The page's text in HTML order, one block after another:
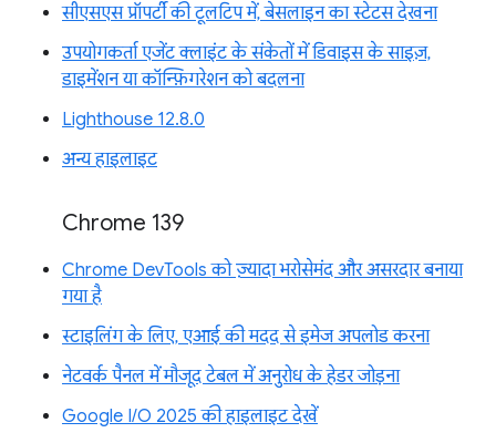
सीएसएस प्रॉपर्टी की टूलटिप में, बेसलाइन का स्टेटस देखना
उपयोगकर्ता एजेंट क्लाइंट के संकेतों में डिवाइस के साइज़,
डाइमेंशन या कॉन्फ़िगरेशन को बदलना
Lighthouse 12.8.0
अन्य हाइलाइट
Chrome 139
Chrome DevTools को ज़्यादा भरोसेमंद और असरदार बनाया
गया है
स्टाइलिंग के लिए, एआई की मदद से इमेज अपलोड करना
नेटवर्क पैनल में मौजूद टेबल में अनुरोध के हेडर जोड़ना
Google I/O 2025 की हाइलाइट देखें